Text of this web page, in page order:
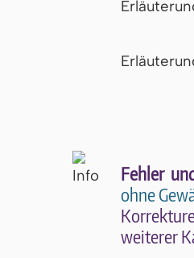
Fehler
ohne
wei­te­rer